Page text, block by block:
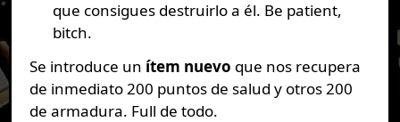
que consigues destruirlo a él. Be patient,
bitch.
Se introduce un ítem nuevo que nos recupera
de inmediato 200 puntos de salud y otros 200
de armadura. Full de todo.